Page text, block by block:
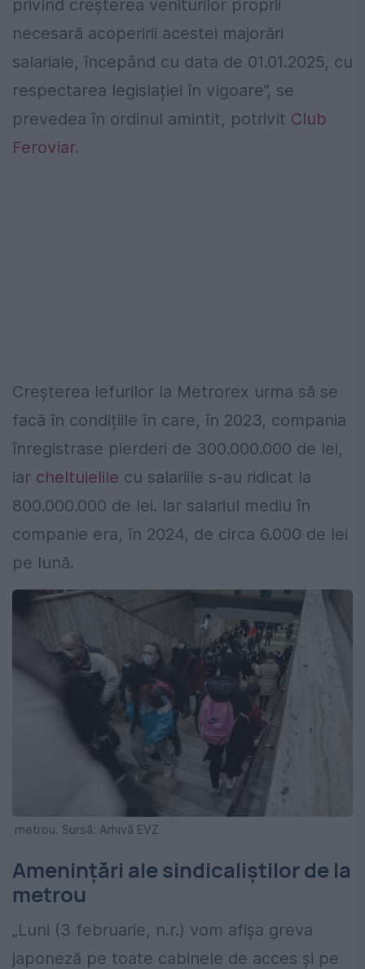
privind creşterea veniturilor proprii
necesară acoperirii acestei majorări
salariale, începând cu data de 01.01.2025, cu
respectarea legislației în vigoare”, se
prevedea în ordinul amintit, potrivit Club
Feroviar.
Creșterea lefurilor la Metrorex urma să se
facă în condițiile în care, în 2023, compania
înregistrase pierderi de 300.000.000 de lei,
iar cheltuielile cu salariile s-au ridicat la
800.000.000 de lei. Iar salariul mediu în
companie era, în 2024, de circa 6.000 de lei
pe lună.
metrou. Sursă: Arhivă EVZ
Amenințări ale sindicaliștilor de la
metrou
„Luni (3 februarie, n.r.) vom afişa greva
japoneză pe toate cabinele de acces şi pe